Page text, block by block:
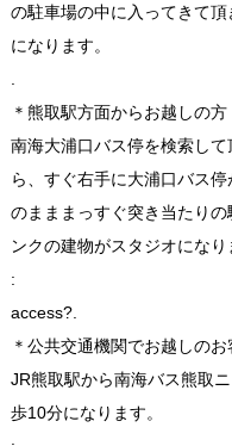
の駐車場の中に入ってきて
になります。
＊熊取駅方面からお越しの方
南海大浦口バス停を検索し
ら、すぐ右手に大浦口バス
のまままっすぐ突き当たり
ンクの建物がスタジオになり
:
access?.
＊公共交通機関でお越しのお
JR熊取駅から南海バス熊取
歩10分になります。